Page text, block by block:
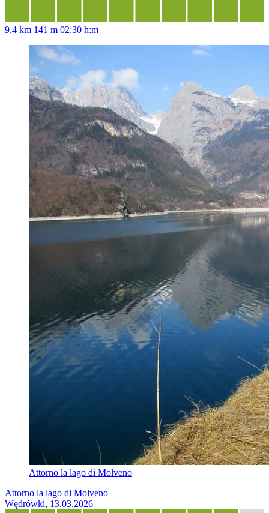
9,4 km 141 m 02:30 h:m
Attorno la lago di Molveno
Attorno la lago di Molveno
Wędrówki, 13.03.2026